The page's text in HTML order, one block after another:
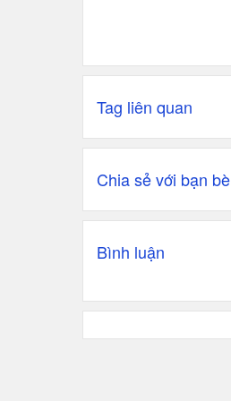
Tag liên quan
Chia sẻ với bạn bè
Bình luận